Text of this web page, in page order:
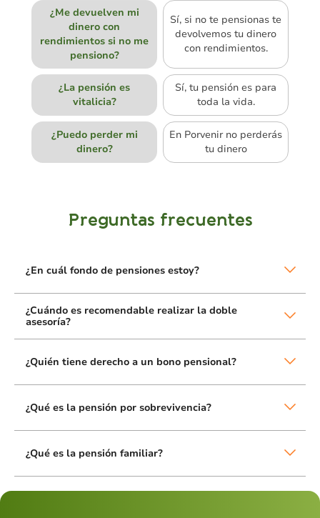
¿Me devuelven mi
dinero con
rendimientos si no me
pensiono?
Sí, si no te pensionas te
devolvemos tu dinero
con rendimientos.
¿La pensión es
vitalicia?
Sí, tu pensión es para
toda la vida.
¿Puedo perder mi
dinero?
En Porvenir no perderás
tu dinero
Preguntas frecuentes
¿En cuál fondo de pensiones estoy?
¿Cuándo es recomendable realizar la doble
asesoría?
¿Quién tiene derecho a un bono pensional?
¿Qué es la pensión por sobrevivencia?
¿Qué es la pensión familiar?